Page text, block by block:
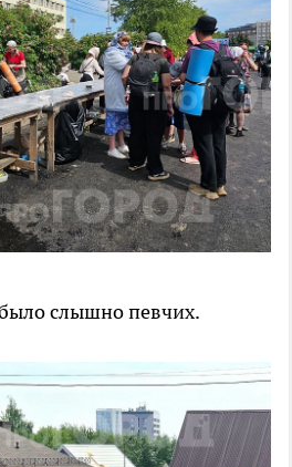
слышно певчих.